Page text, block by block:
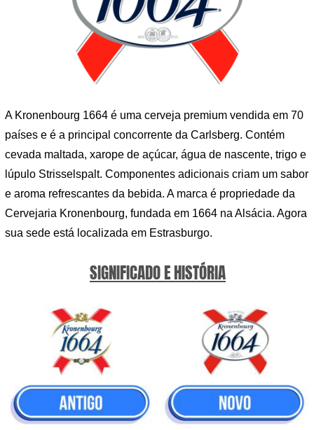
A Kronenbourg 1664 é uma cerveja premium vendida em 70
países e é a principal concorrente da Carlsberg. Contém
cevada maltada, xarope de açúcar, água de nascente, trigo e
lúpulo Strisselspalt. Componentes adicionais criam um sabor
e aroma refrescantes da bebida. A marca é propriedade da
Cervejaria Kronenbourg, fundada em 1664 na Alsácia. Agora
sua sede está localizada em Estrasburgo.
SIGNIFICADO E HISTÓRIA